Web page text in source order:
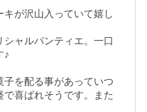
が沢山入っていて嬉し
ャルパンティエ。一口
♪
を配る事があっていつ
喜ばれそうです。また